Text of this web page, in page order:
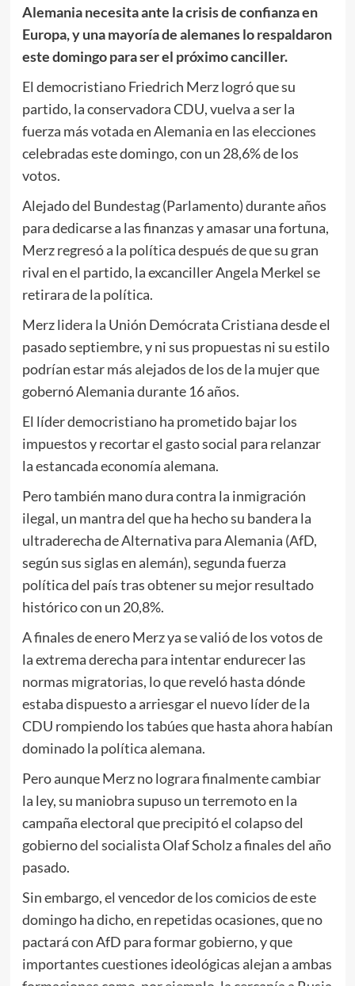
Alemania necesita ante la crisis de confianza en
Europa, y una mayoría de alemanes lo respaldaron
este domingo para ser el próximo canciller.
El democristiano Friedrich Merz logró que su
partido, la conservadora CDU, vuelva a ser la
fuerza más votada en Alemania en las elecciones
celebradas este domingo, con un 28,6% de los
votos.
Alejado del Bundestag (Parlamento) durante años
para dedicarse a las finanzas y amasar una fortuna,
Merz regresó a la política después de que su gran
rival en el partido, la excanciller Angela Merkel se
retirara de la política.
Merz lidera la Unión Demócrata Cristiana desde el
pasado septiembre, y ni sus propuestas ni su estilo
podrían estar más alejados de los de la mujer que
gobernó Alemania durante 16 años.
El líder democristiano ha prometido bajar los
impuestos y recortar el gasto social para relanzar
la estancada economía alemana.
Pero también mano dura contra la inmigración
ilegal, un mantra del que ha hecho su bandera la
ultraderecha de Alternativa para Alemania (AfD,
según sus siglas en alemán), segunda fuerza
política del país tras obtener su mejor resultado
histórico con un 20,8%.
A finales de enero Merz ya se valió de los votos de
la extrema derecha para intentar endurecer las
normas migratorias, lo que reveló hasta dónde
estaba dispuesto a arriesgar el nuevo líder de la
CDU rompiendo los tabúes que hasta ahora habían
dominado la política alemana.
Pero aunque Merz no lograra finalmente cambiar
la ley, su maniobra supuso un terremoto en la
campaña electoral que precipitó el colapso del
gobierno del socialista Olaf Scholz a finales del año
pasado.
Sin embargo, el vencedor de los comicios de este
domingo ha dicho, en repetidas ocasiones, que no
pactará con AfD para formar gobierno, y que
importantes cuestiones ideológicas alejan a ambas